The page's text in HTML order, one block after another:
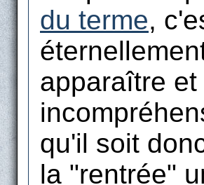
du terme,
apparaître
qu'il soit
la "rentrée"